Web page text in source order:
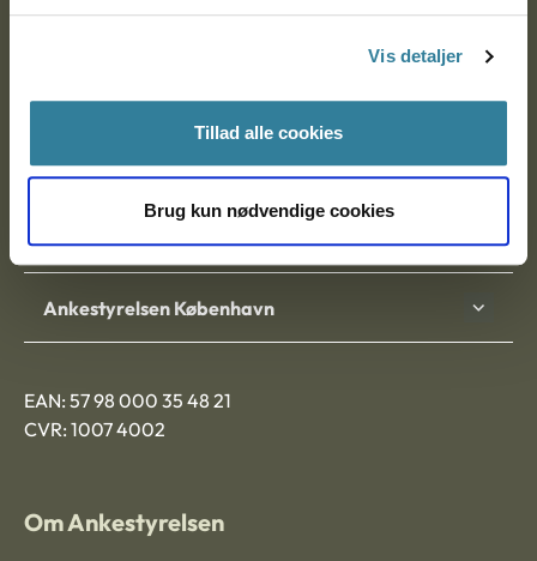
Vis detaljer
Tillad alle cookies
Brug kun nødvendige cookies
Ankestyrelsen
Ankestyrelsen Aalborg
Ankestyrelsen København
EAN: 57 98 000 35 48 21
CVR: 1007 4002
Om Ankestyrelsen